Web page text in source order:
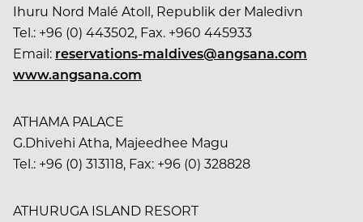
Ihuru Nord Malé Atoll, Republik der Maledivn
Tel.: +96 (0) 443502, Fax. +960 445933
Email: reservations-maldives@angsana.com
www.angsana.com
ATHAMA PALACE
G.Dhivehi Atha, Majeedhee Magu
Tel.: +96 (0) 313118, Fax: +96 (0) 328828
ATHURUGA ISLAND RESORT